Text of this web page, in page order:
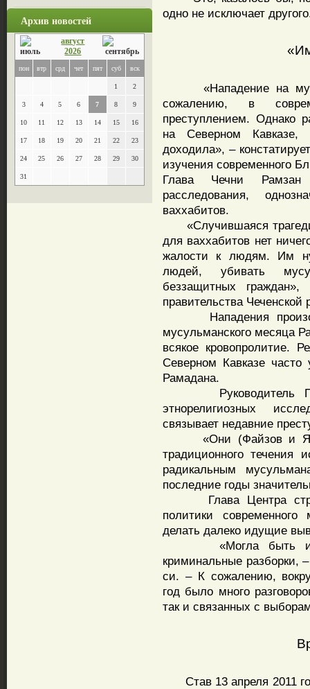
Архив новостей
август
2026
пон втр срд чет пят суб вск
1 2
3 4 5 6 7 8 9
10 11 12 13 14 15 16
17 18 19 20 21 22 23
24 25 26 27 28 29 30
31
одно не исключает
«Нападение на
сожалению, в
преступлением. Однако
на Северном
доходила», –
изучения современного
Глава Чечни
расследования,
ваххабитов.
«Случившаяся
для ваххабитов нет
жалости к людям. Им
людей, убивать
беззащитных
правительства Чеченской
Нападения
мусульманского месяца
всякое кровопролитие.
Северном Кавказе часто
Рамадана.
Руководитель
этнорелигиозных
связывает недавние
«Они (Файзов и
традиционного течения
радикальным
последние годы
Глава Центра
политики
делать далеко идущие
«Могла быть и
криминальные разборки,
си. – К сожалению,
год было много
так и связанных с
Став 13 апреля 2011